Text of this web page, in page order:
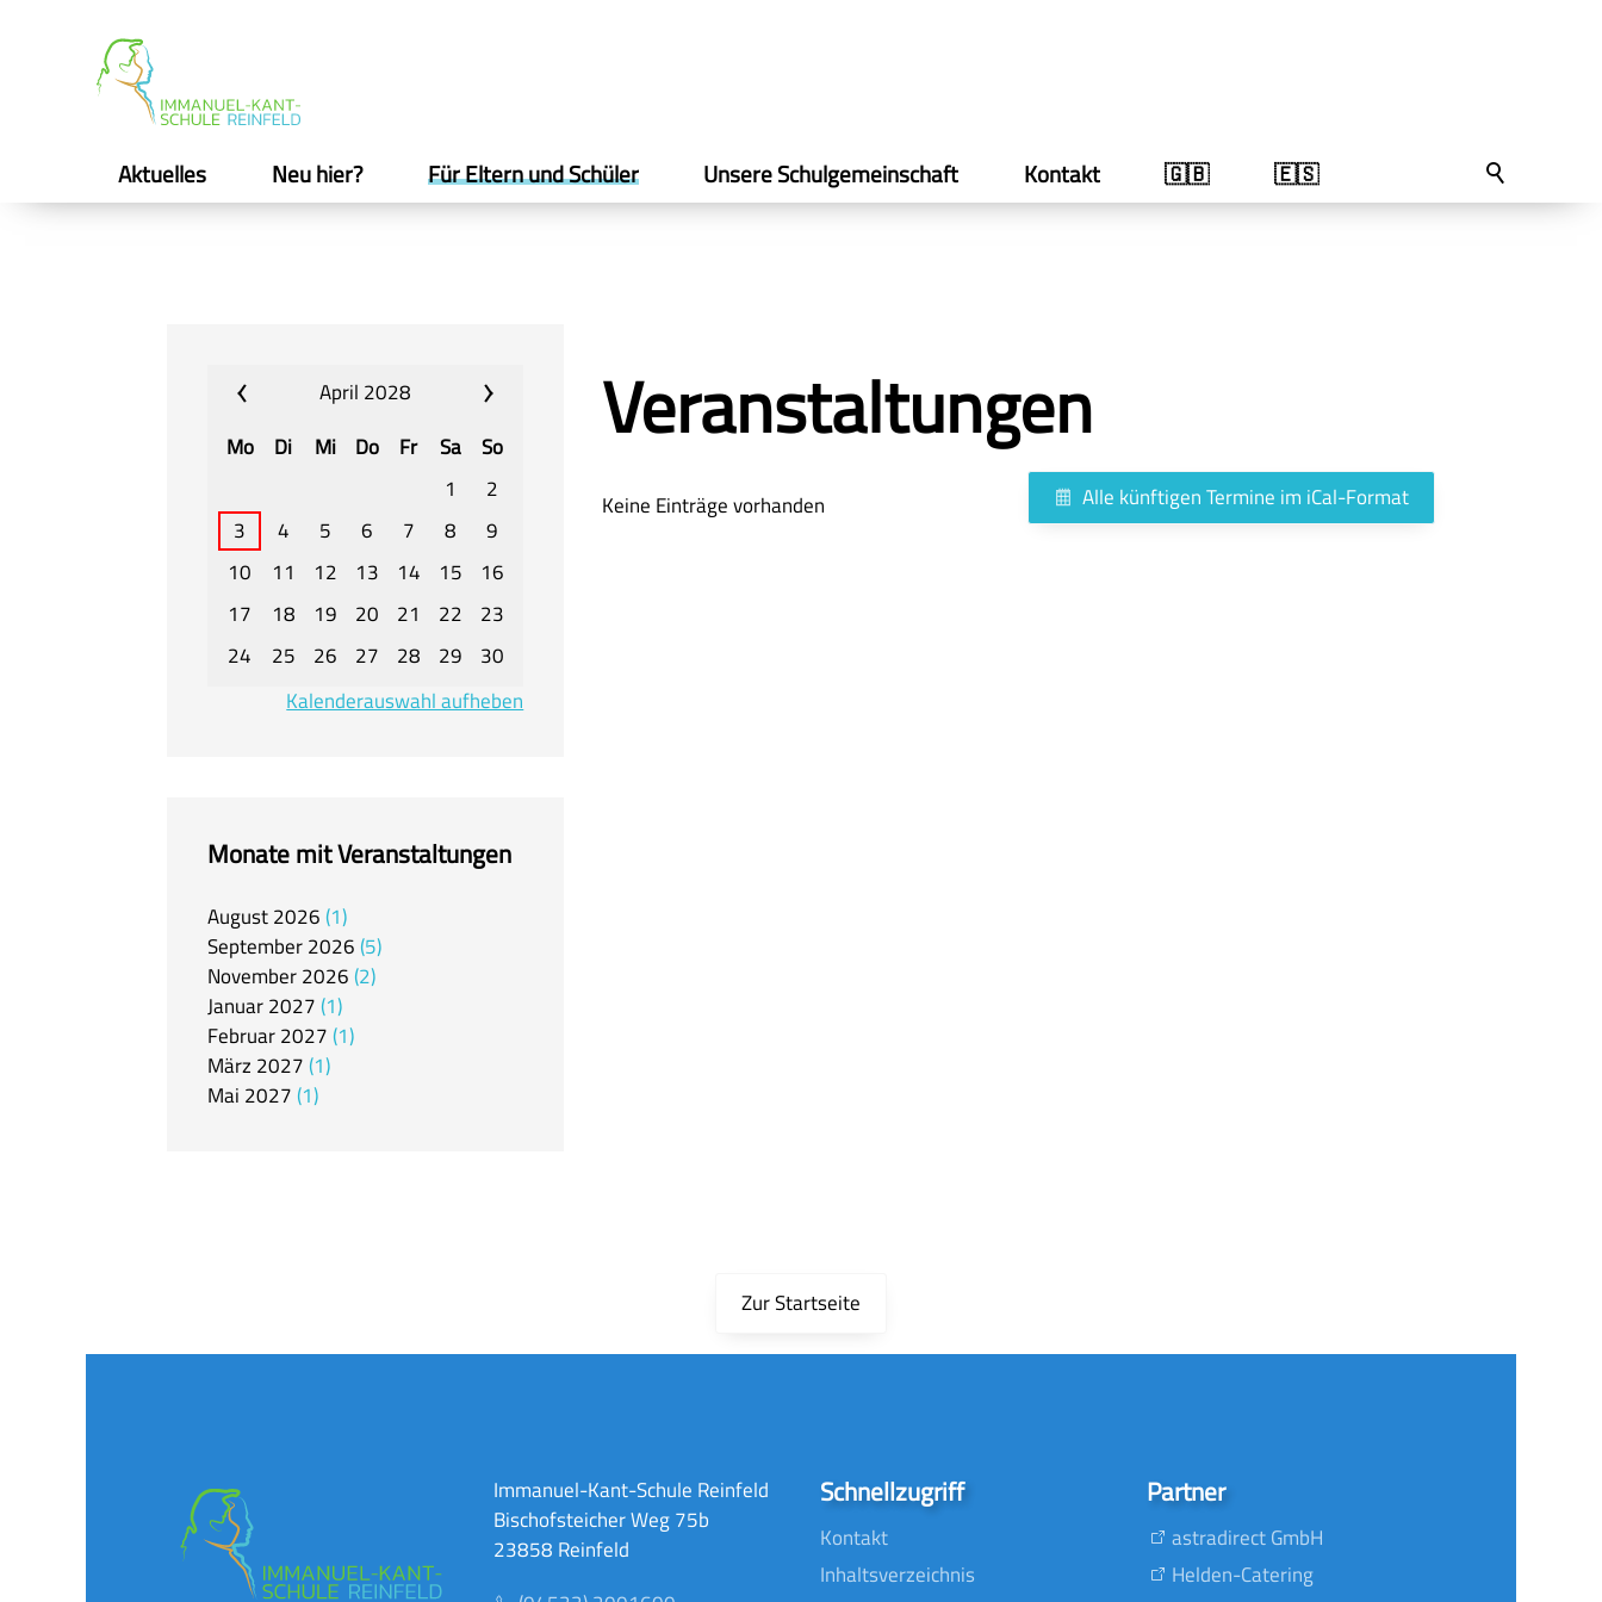
Aktuelles Neu hier? Für Eltern und Schüler Unsere Schulgemeinschaft Kontakt 🇬🇧 🇪🇸
April 2028
Mo
Di Mi Do Fr Sa
So
1
2
3
4 5 6 7 8
9
10
11 12 13 14 15
16
17
18 19 20 21 22
23
24
25 26 27 28 29
30
Kalenderauswahl aufheben
Monate mit Veranstaltungen
August2026 1
September2026 5
November2026 2
Januar2027 1
Februar2027 1
März 2027 1
Mai 2027 1
Veranstaltungen
Alle künftigen Termine im iCal-Format
Keine Einträge vorhanden
Zur Startseite
Immanuel-Kant-Schule Reinfeld
Bischofsteicher Weg 75b
23858 Reinfeld
Schnellzugriff
Kontakt
Inhaltsverzeichnis
Partner
astradirect GmbH
Helden-Catering